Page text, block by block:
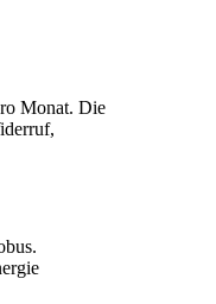
Monat. Die